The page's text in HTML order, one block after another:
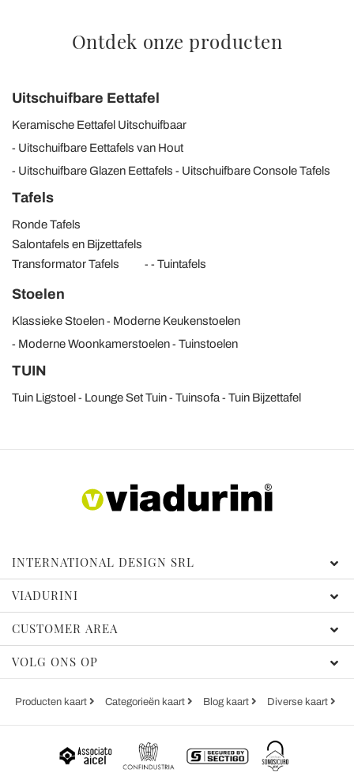
Ontdek onze producten
Uitschuifbare Eettafel
Keramische Eettafel Uitschuifbaar
Uitschuifbare Eettafels van Hout
Uitschuifbare Glazen Eettafels
Uitschuifbare Console Tafels
Tafels
Ronde Tafels
Salontafels en Bijzettafels
Transformator Tafels
Tuintafels
Stoelen
Klassieke Stoelen
Moderne Keukenstoelen
Moderne Woonkamerstoelen
Tuinstoelen
TUIN
Tuin Ligstoel Lounge Set Tuin Tuinsofa Tuin Bijzettafel
INTERNATIONAL DESIGN SRL
VIADURINI
CUSTOMER AREA
VOLG ONS OP
Producten kaart Categorieën kaart Blog kaart Diverse kaart